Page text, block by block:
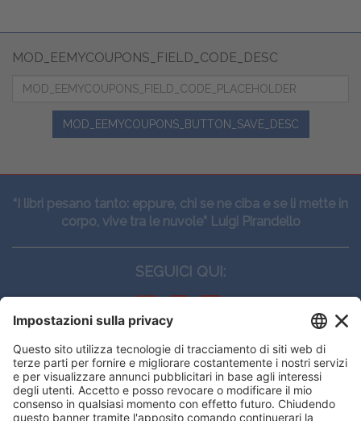
MOD_EEMYCOUPONS_FIELD_CODE_DESC
MOD_EEMYCOUPONS_BUTTON_SAVE_DESC
“I libri pesano tanto: eppure, chi se ne ciba e se li mette in
corpo, vive tra le nuvole” Luigi Pirandello
SEGUICI QUI:
CONTATTI
Edi.Ermes srl
Viale E. Forlanini, 21 - 20134, Milano